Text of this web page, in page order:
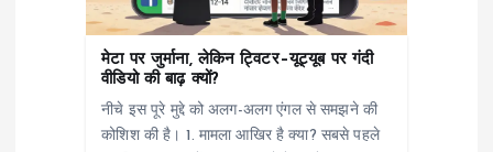
मेटा पर जुर्माना, लेकिन ट्विटर–यूट्यूब पर गंदी
वीडियो की बाढ़ क्यों?
नीचे इस पूरे मुद्दे को अलग-अलग एंगल से समझने की
कोशिश की है। 1. मामला आखिर है क्या? सबसे पहले